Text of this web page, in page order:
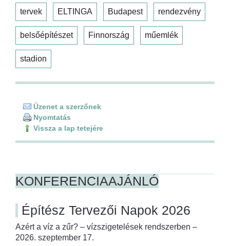
tervek ELTINGA Budapest rendezvény
belsőépítészet Finnország műemlék
stadion
Üzenet a szerzőnek
Nyomtatás
Vissza a lap tetejére
KONFERENCIAAJÁNLÓ
Építész Tervezői Napok 2026
Azért a víz a zűr? – vízszigetelések rendszerben –
2026. szeptember 17.